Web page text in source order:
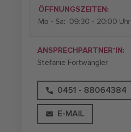
ÖFFNUNGSZEITEN:
Mo - Sa: 09:30 - 20:00 Uhr
ANSPRECHPARTNER*IN:
Stefanie Fortwängler
0451 - 88064384
E-MAIL